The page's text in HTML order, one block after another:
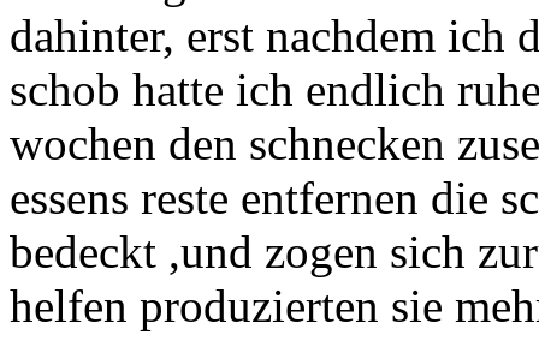
dahinter, erst nachdem ich
schob hatte ich endlich
wochen den schnecken
essens reste entfernen die
bedeckt ,und zogen sich
helfen produzierten sie